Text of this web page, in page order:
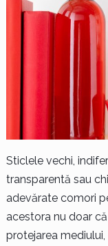
Sticlele vechi,
transparentă sau
adevărate comori
acestora nu doar
protejarea